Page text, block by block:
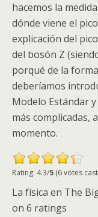
hacemos la
dónde viene el
explicación del
del bosón Z
porqué de la
deberíamos
Modelo Estándar
más complicadas,
momento.
Rating: 4.3/5 (6 votes
La física en The
on 6 ratings